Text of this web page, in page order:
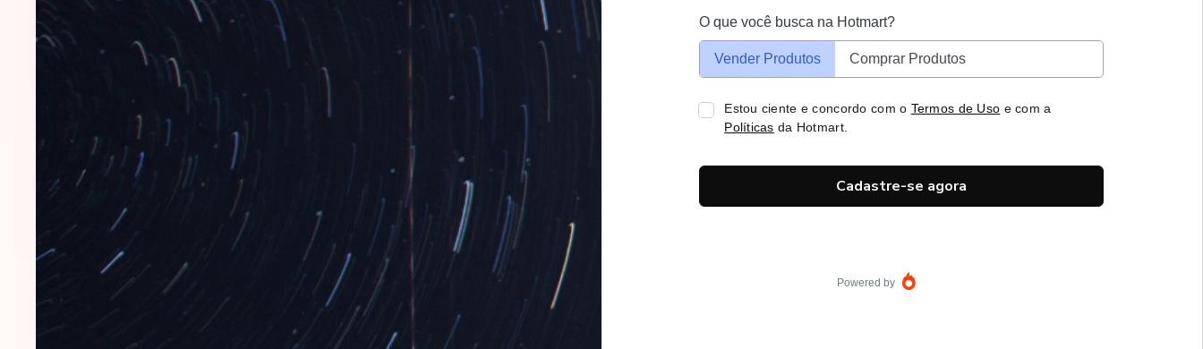
O que você busca na Hotmart?
Vender Produtos Comprar Produtos
Estou ciente e concordo com o Termos de Uso e com a
Políticas da Hotmart.
Cadastre-se agora
Powered by